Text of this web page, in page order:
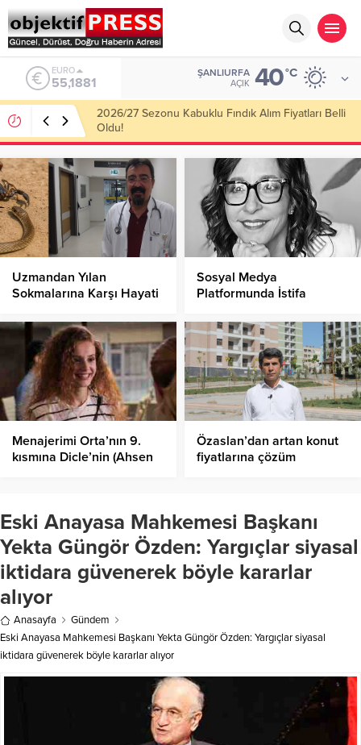
ALTIN
6.660,55
ŞANLIURFA
AÇIK 40°C
Haliliye Belediyesi Her Gün 4 Bin 898 Kişiye Sıcak
Yemek Ulaştırıyor!
Uzmandan Yılan
Sokmalarına Karşı Hayati
Sosyal Medya
Platformunda İstifa
Menajerimi Orta’nın 9.
kısmına Dicle’nin (Ahsen
Özaslan’dan artan konut
fiyatlarına çözüm
Eski Anayasa Mahkemesi Başkanı
Yekta Güngör Özden: Yargıçlar siyasal
iktidara güvenerek böyle kararlar
alıyor
Anasayfa
Gündem
Eski Anayasa Mahkemesi Başkanı Yekta Güngör Özden: Yargıçlar siyasal
iktidara güvenerek böyle kararlar alıyor